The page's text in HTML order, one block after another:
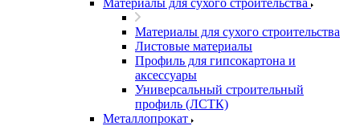
Материалы для сухого строительства
Материалы для сухого строительства
Листовые материалы
Профиль для гипсокартона и
аксессуары
Универсальный строительный
профиль (ЛСТК)
Металлопрокат